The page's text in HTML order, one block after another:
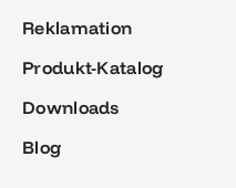
Reklamation
Produkt-Katalog
Downloads
Blog